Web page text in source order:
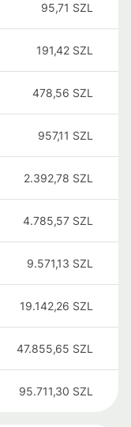
95,71 SZL
191,42 SZL
478,56 SZL
957,11 SZL
2.392,78 SZL
4.785,57 SZL
9.571,13 SZL
19.142,26 SZL
47.855,65 SZL
95.711,30 SZL